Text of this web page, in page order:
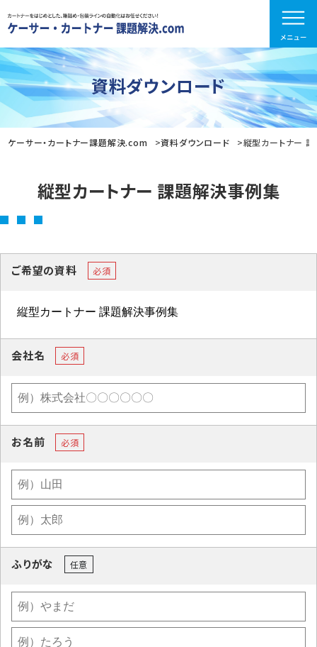
資料ダウンロード
ケーサー・カートナー課題解決.com 資料ダウンロード 縦型カートナー
縦型カートナー 課題解決事例集
ご希望の資料 必須
会社名 必須
お名前 必須
ふりがな 任意